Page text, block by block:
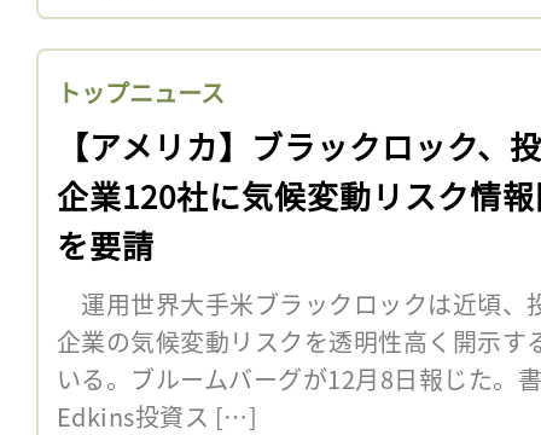
トップニュース
【アメリカ】ブラックロック、
企業120社に気候変動リスク情
を要請
運用世界大手米ブラックロックは近頃、
企業の気候変動リスクを透明性高く開示す
いる。ブルームバーグが12月8日報じた。
Edkins投資ス […]